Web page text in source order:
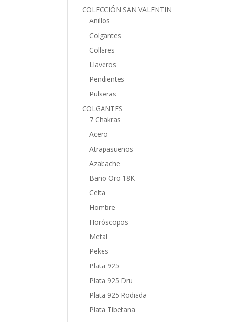
COLECCIÓN SAN VALENTIN
Anillos
Colgantes
Collares
Llaveros
Pendientes
Pulseras
COLGANTES
7 Chakras
Acero
Atrapasueños
Azabache
Baño Oro 18K
Celta
Hombre
Horóscopos
Metal
Pekes
Plata 925
Plata 925 Dru
Plata 925 Rodiada
Plata Tibetana